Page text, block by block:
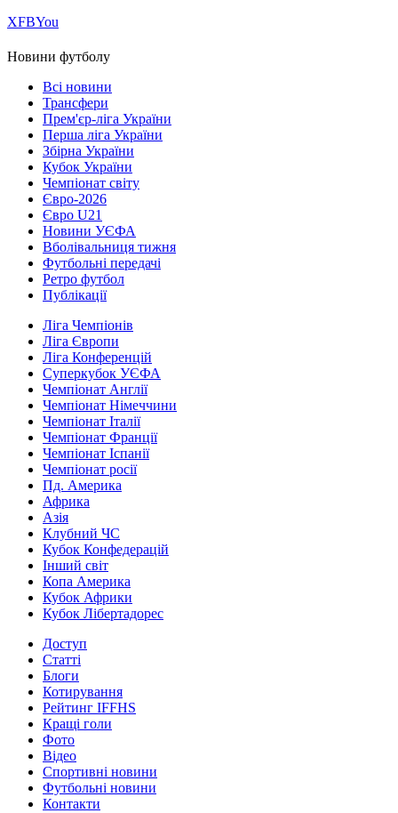
ХFBYou
Новини футболу
Всі новини
Трансфери
Прем'єр-ліга України
Перша ліга України
Збірна України
Кубок України
Чемпіонат світу
Євро-2026
Євро U21
Новини УЄФА
Вболівальниця тижня
Футбольні передачі
Ретро футбол
Публікації
Ліга Чемпіонів
Ліга Європи
Ліга Конференцій
Суперкубок УЄФА
Чемпіонат Англії
Чемпіонат Німеччини
Чемпіонат Італії
Чемпіонат Франції
Чемпіонат Іспанії
Чемпіонат росії
Пд. Америка
Африка
Азія
Клубний ЧС
Кубок Конфедерацій
Інший світ
Копа Америка
Кубок Африки
Кубок Лібертадорес
Доступ
Статті
Блоги
Котирування
Рейтинг IFFHS
Кращі голи
Фото
Відео
Спортивні новини
Футбольні новини
Контакти